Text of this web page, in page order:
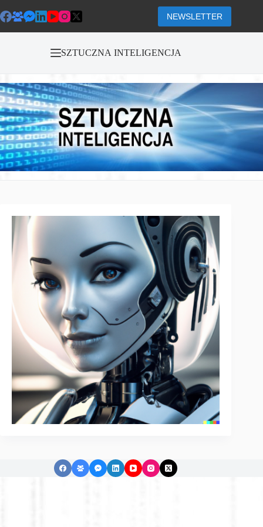
do
treści
NEWSLETTER
SZTUCZNA INTELIGENCJA